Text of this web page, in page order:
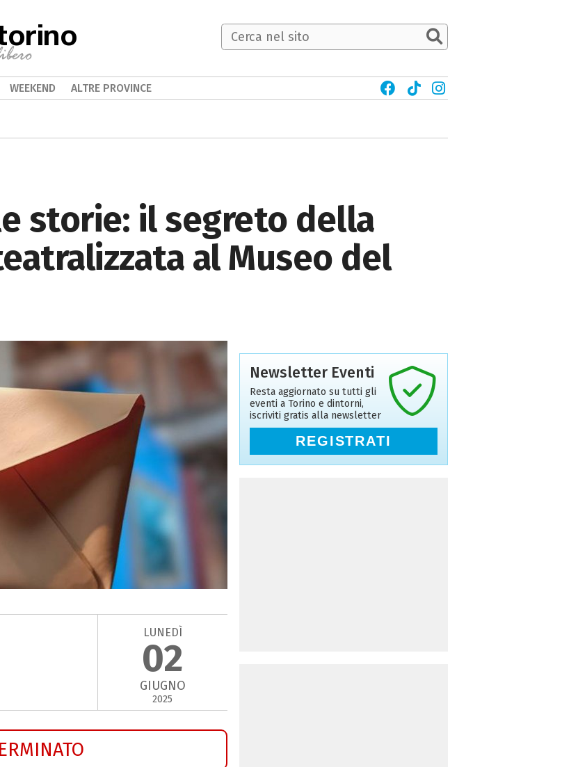
storie: il segreto della
al Museo del
LUNEDÌ
02
GIUGNO
2025
Newsletter Eventi
Resta aggiornato su tutti gli
eventi a Torino e dintorni,
iscriviti gratis alla newsletter
REGISTRATI
WEEKEND ALTRE PROVINCE